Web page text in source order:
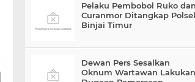
Pelaku Pembobol Ruko dan
Curanmor Ditangkap
Binjai Timur
Dewan Pers Sesalkan
Oknum Wartawan Lakukan